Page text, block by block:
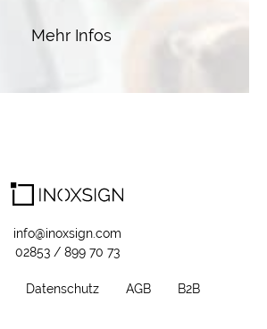
Mehr Infos
info@inoxsign.com
02853 / 899 70 73
Datenschutz AGB B2B